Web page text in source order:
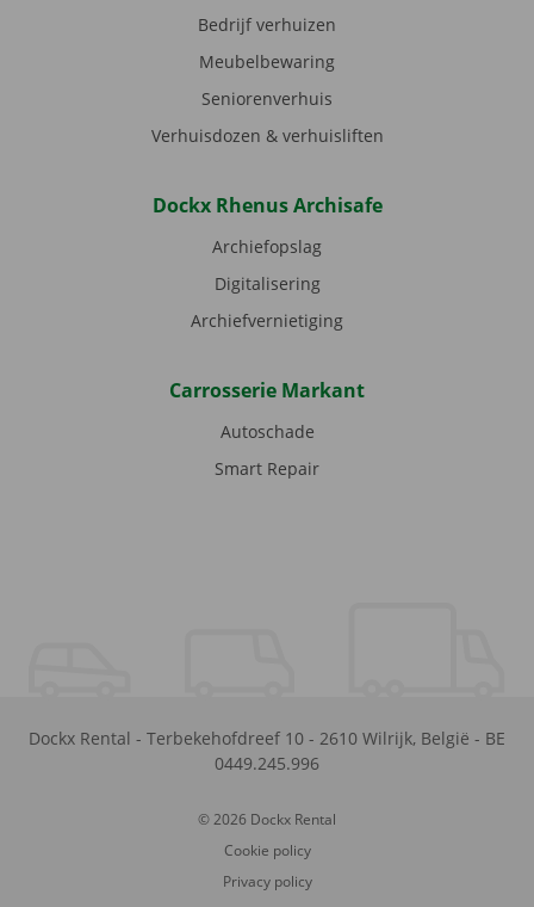
Bedrijf verhuizen
Meubelbewaring
Seniorenverhuis
Verhuisdozen & verhuisliften
Dockx Rhenus Archisafe
Archiefopslag
Digitalisering
Archiefvernietiging
Carrosserie Markant
Autoschade
Smart Repair
Dockx Rental - Terbekehofdreef 10 - 2610 Wilrijk, België - BE
0449.245.996
© 2026 Dockx Rental
Cookie policy
Privacy policy